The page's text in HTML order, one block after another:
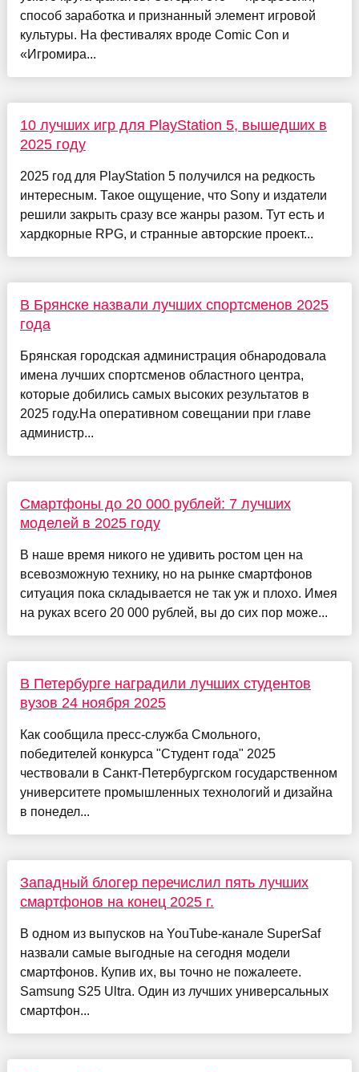
способ заработка и признанный элемент игровой
культуры. На фестивалях вроде Comic Con и
«Игромира...
10 лучших игр для PlayStation 5, вышедших в
2025 году
2025 год для PlayStation 5 получился на редкость
интересным. Такое ощущение, что Sony и издатели
решили закрыть сразу все жанры разом. Тут есть и
хардкорные RPG, и странные авторские проект...
В Брянске назвали лучших спортсменов 2025
года
Брянская городская администрация обнародовала
имена лучших спортсменов областного центра,
которые добились самых высоких результатов в
2025 году.На оперативном совещании при главе
администр...
Смартфоны до 20 000 рублей: 7 лучших
моделей в 2025 году
В наше время никого не удивить ростом цен на
всевозможную технику, но на рынке смартфонов
ситуация пока складывается не так уж и плохо. Имея
на руках всего 20 000 рублей, вы до сих пор може...
В Петербурге наградили лучших студентов
вузов 24 ноября 2025
Как сообщила пресс-служба Смольного,
победителей конкурса "Студент года" 2025
чествовали в Санкт‑Петербургском государственном
университете промышленных технологий и дизайна
в понедел...
Западный блогер перечислил пять лучших
смартфонов на конец 2025 г.
В одном из выпусков на YouTube-канале SuperSaf
назвали самые выгодные на сегодня модели
смартфонов. Купив их, вы точно не пожалеете.
Samsung S25 Ultra. Один из лучших универсальных
смартфон...